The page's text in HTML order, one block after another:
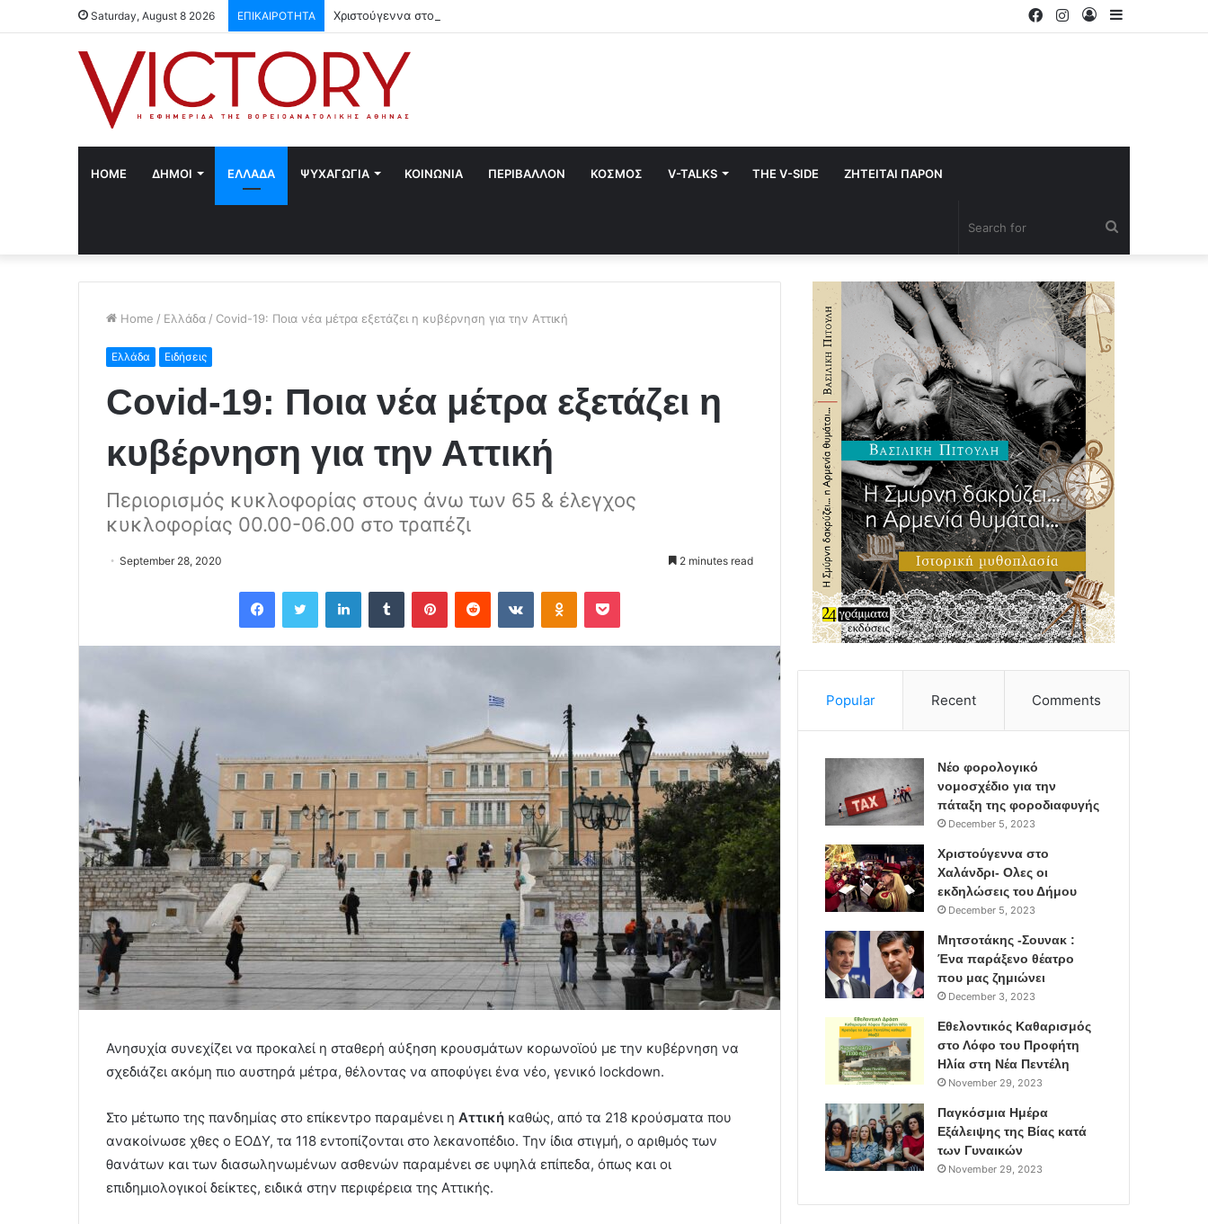
Saturday, August 8 2026 ΕΠΙΚΑΙΡΟΤΗΤΑ Χριστούγεννα στο Χαλάνδρι- Ολες οι εκδηλώσεις του Δήμου
Log
Instagram
Facebook
HOME ΔΗΜΟΙ ΕΛΛΑΔΑ ΨΥΧΑΓΩΓΙΑ ΚΟΙΝΩΝΙΑ ΠΕΡΙΒΑΛΛΟΝ ΚΟΣΜΟΣ V-TALKS THE V-SIDE ΖΗΤΕΙΤΑΙ ΠΑΡΟΝ
Home / Ελλάδα / Covid-19: Ποια νέα μέτρα εξετάζει η κυβέρνηση για την Αττική
Ελλάδα Ειδήσεις
Covid-19: Ποια νέα μέτρα εξετάζει η
κυβέρνηση για την Αττική
Περιορισμός κυκλοφορίας στους άνω των 65 & έλεγχος
κυκλοφορίας 00.00-06.00 στο τραπέζι
September 28, 2020 2 minutes read
Ανησυχία συνεχίζει να προκαλεί η σταθερή αύξηση κρουσμάτων κορωνοϊού με την κυβέρνηση να
σχεδιάζει ακόμη πιο αυστηρά μέτρα, θέλοντας να αποφύγει ένα νέο, γενικό lockdown.
Στο μέτωπο της πανδημίας στο επίκεντρο παραμένει η Αττική καθώς, από τα 218 κρούσματα που
ανακοίνωσε χθες ο ΕΟΔΥ, τα 118 εντοπίζονται στο λεκανοπέδιο. Την ίδια στιγμή, ο αριθμός των
θανάτων και των διασωληνωμένων ασθενών παραμένει σε υψηλά επίπεδα, όπως και οι
επιδημιολογικοί δείκτες, ειδικά στην περιφέρεια της Αττικής.
Popular Recent Comments
Νέο φορολογικό
νομοσχέδιο για την
πάταξη της φοροδιαφυγής
December 5, 2023
Χριστούγεννα στο
Χαλάνδρι- Ολες οι
εκδηλώσεις του Δήμου
December 5, 2023
Μητσοτάκης -Σουνακ :
Ένα παράξενο θέατρο
που μας ζημιώνει
December 3, 2023
Εθελοντικός Καθαρισμός
στο Λόφο του Προφήτη
Ηλία στη Νέα Πεντέλη
November 29, 2023
Παγκόσμια Ημέρα
Εξάλειψης της Βίας κατά
των Γυναικών
November 29, 2023